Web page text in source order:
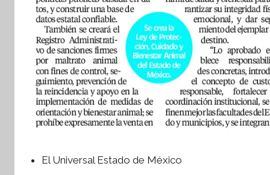
El Universal Estado de México